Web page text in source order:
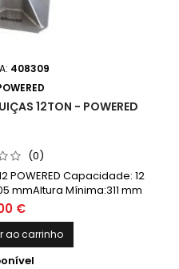
408309
12TON - POWERED
(0)
POWERED Capacidade: 12
mmAltura Mínima:311 mm
€
ao carrinho